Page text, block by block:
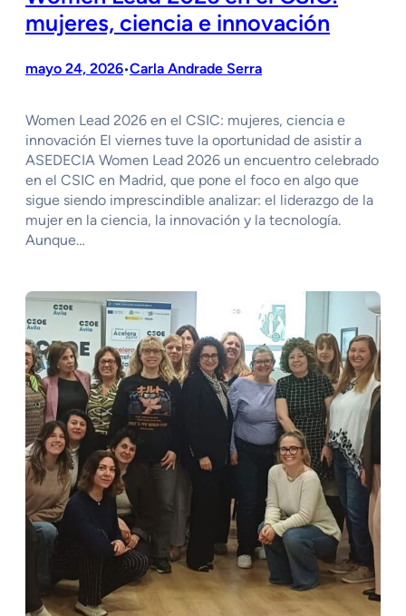
mujeres, ciencia e innovación
mayo 24, 2026•Carla Andrade Serra
Women Lead 2026 en el CSIC: mujeres, ciencia e
innovación El viernes tuve la oportunidad de asistir a
ASEDECIA Women Lead 2026 un encuentro celebrado
en el CSIC en Madrid, que pone el foco en algo que
sigue siendo imprescindible analizar: el liderazgo de la
mujer en la ciencia, la innovación y la tecnología.
Aunque…